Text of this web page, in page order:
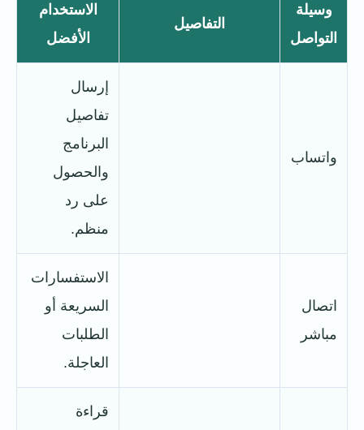
وسيلة
التواصل
التفاصيل
الاستخدام
الأفضل
واتساب
إرسال
تفاصيل
البرنامج
والحصول
على رد
منظم.
اتصال
مباشر
الاستفسارات
السريعة أو
الطلبات
العاجلة.
قراءة